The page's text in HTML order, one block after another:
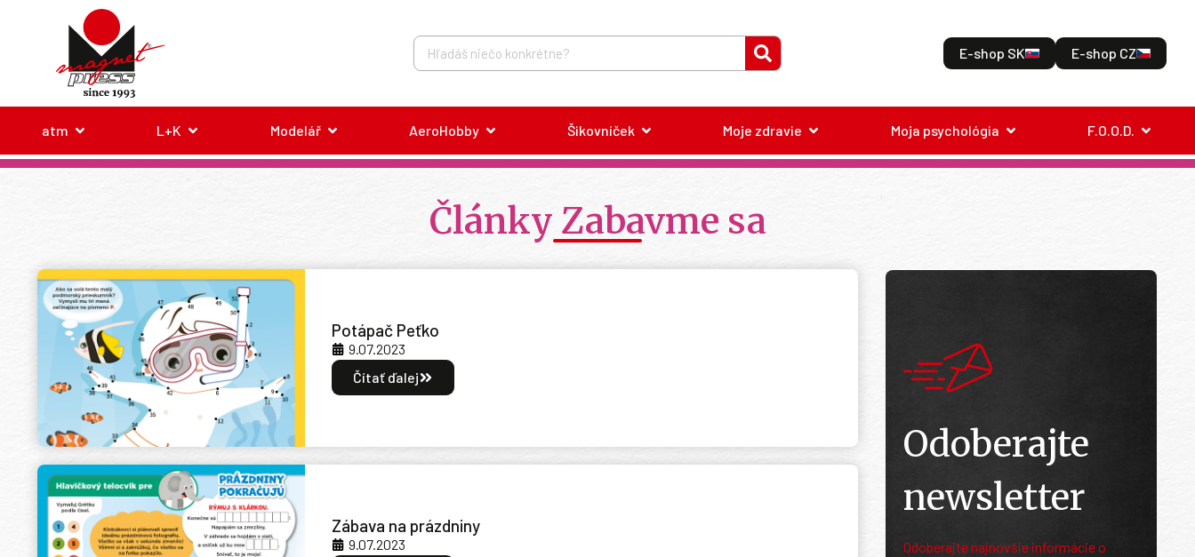
E-shop SK E-shop CZ
atm L+K Modelář AeroHobby Šikovníček Moje zdravie Moja psychológia F.O.O.D.
Články Zabavme sa
Potápač Peťko
9.07.2023
Čítať ďalej
Zábava na prázdniny
9.07.2023
Odoberajte
newsletter
Odoberajte najnovšie informácie o